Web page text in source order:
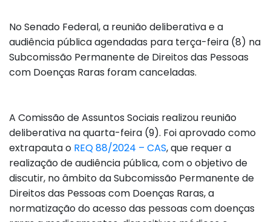
No Senado Federal, a reunião deliberativa e a
audiência pública agendadas para terça-feira (8) na
Subcomissão Permanente de Direitos das Pessoas
com Doenças Raras foram canceladas.
A Comissão de Assuntos Sociais realizou reunião
deliberativa na quarta-feira (9). Foi aprovado como
extrapauta o REQ 88/2024 – CAS, que requer a
realização de audiência pública, com o objetivo de
discutir, no âmbito da Subcomissão Permanente de
Direitos das Pessoas com Doenças Raras, a
normatização do acesso das pessoas com doenças